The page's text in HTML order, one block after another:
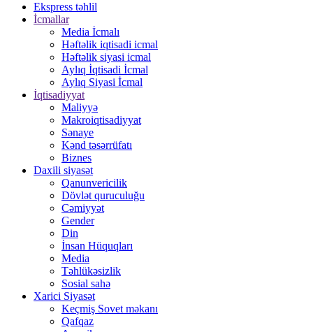
Ekspress təhlil
İcmallar
Media İcmalı
Həftəlik iqtisadi icmal
Həftəlik siyasi icmal
Aylıq İqtisadi İcmal
Aylıq Siyasi İcmal
İqtisadiyyat
Maliyyə
Makroiqtisadiyyat
Sənaye
Kənd təsərrüfatı
Biznes
Daxili siyasət
Qanunvericilik
Dövlət quruculuğu
Cəmiyyət
Gender
Din
İnsan Hüquqları
Media
Təhlükəsizlik
Sosial sahə
Xarici Siyasət
Keçmiş Sovet məkanı
Qafqaz